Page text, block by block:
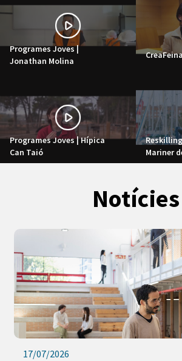
Programes Joves |
Jonathan Molina
Programes Joves | Hípica
Can Taió
Mariner
Notícies
17/07/2026